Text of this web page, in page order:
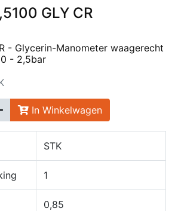
GLY CR
- Glycerin-Manometer waagerecht
- 2,5bar
In Winkelwagen
STK
1
0,85